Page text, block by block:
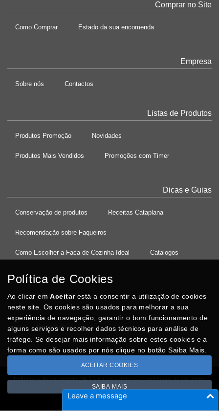
Leave a message
Comprar no Site
Como Comprar Estado da sua encomenda
Empresa
Sobre nós Contactos
Listas de Produtos
Produtos Promoção Novidades
Produtos Mais Vendidos Promoções com Timer
Dicas e Guias
Conservação de produtos Receitas Cataplana
Recomendação sobre Faqueiros
Como Escolher a Faca de Cozinha Ideal Catalogos
37°08'27.5"N 8°32'13.9"W
Posso Ajudar?
Todos os valores incluem IVA à taxa em vigor e são exclusivos da loja online
Copyright © CASACARMINHO.com 2026
Desenvolvido porOptimeios
Política de Cookies
Ao clicar emAceitarestá a consentir a utilização de cookies
neste site. Os cookies são usados para melhorar a sua
experiência de navegação, garantir o bom funcionamento de
alguns serviços e recolher dados técnicos para análise de
tráfego. Se desejar mais informação sobre estes cookies e a
forma como são usados por nós clique no botão Saiba Mais.
ACEITAR COOKIES
SAIBA MAIS